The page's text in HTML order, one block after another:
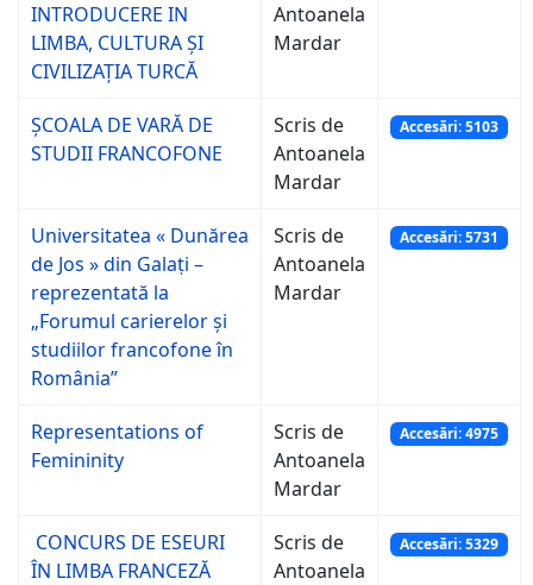
INTRODUCERE IN
LIMBA, CULTURA ȘI
CIVILIZAȚIA TURCĂ
Antoanela
Mardar
ȘCOALA DE VARĂ DE
STUDII FRANCOFONE
Scris de
Antoanela
Mardar
Accesări: 5103
Universitatea « Dunărea
de Jos » din Galaṭi –
reprezentată la
„Forumul carierelor și
studiilor francofone în
România”
Scris de
Antoanela
Mardar
Accesări: 5731
Representations of
Femininity
Scris de
Antoanela
Mardar
Accesări: 4975
CONCURS DE ESEURI
ÎN LIMBA FRANCEZĂ
Scris de
Antoanela
Accesări: 5329